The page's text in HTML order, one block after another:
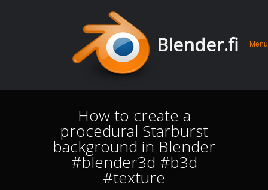
Blender.fi Menu
How to create a
procedural Starburst
background in Blender
#blender3d #b3d
#texture